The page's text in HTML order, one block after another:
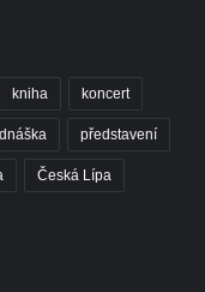
kniha koncert
představení
Česká Lípa